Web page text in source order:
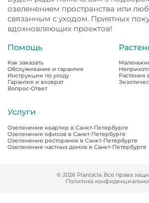
озеленением пространства или
связанным с уходом. Приятных
вдохновляющих проектов!
Помощь
Как заказать
Обслуживание и гарантия
Инструкции по уходу
Гарантия и возврат
Вопрос-Ответ
Растения
Услуги
Озеленение квартир в Санкт-Петербурге
Озеленение офисов в Санкт-Петербурге
Озеленение ресторанов в Санкт-Петербурге
Озеленение частных домов в Санкт-Петербурге
© 2026 Plantacia. Все права
Политика